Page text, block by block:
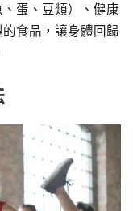
蛋、豆類）、健康
食品，讓身體回歸